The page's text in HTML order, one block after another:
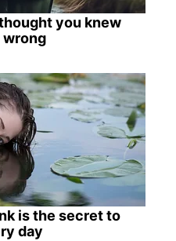
you knew
wrong
is the secret to
day